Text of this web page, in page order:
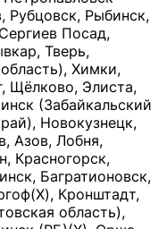
Рубцовск, Рыбинск,
Посад,
Тверь,
Химки,
Щёлково, Элиста,
(Забайкальский
Новокузнецк,
Азов, Лобня,
Красногорск,
Багратионовск,
Кронштадт,
область),